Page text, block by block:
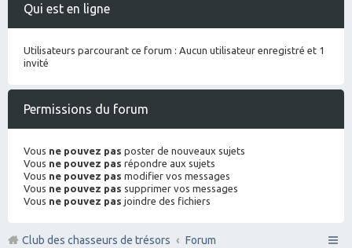
Qui est en ligne
Utilisateurs parcourant ce forum : Aucun utilisateur enregistré et 1
invité
Permissions du forum
Vous ne pouvez pas poster de nouveaux sujets
Vous ne pouvez pas répondre aux sujets
Vous ne pouvez pas modifier vos messages
Vous ne pouvez pas supprimer vos messages
Vous ne pouvez pas joindre des fichiers
Club des chasseurs de trésors Forum